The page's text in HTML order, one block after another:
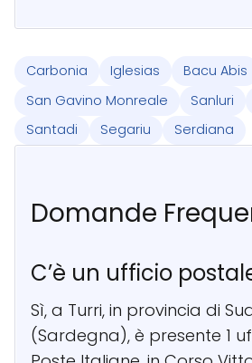
Carbonia Iglesias Bacu Abis
San Gavino Monreale
Sanluri
Santadi
Segariu Serdiana
Domande
C’è un ufficio
Sì, a Turri, in provincia di
(Sardegna), è presente 1